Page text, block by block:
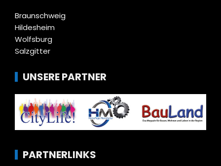
Braunschweig
Hildesheim
Wolfsburg
Salzgitter
UNSERE PARTNER
PARTNERLINKS